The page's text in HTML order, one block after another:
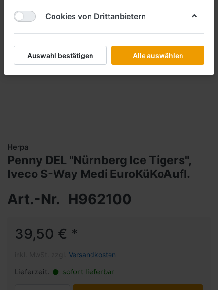
Herpa
Penny DEL "Nürnberg Ice Tigers",
Iveco S-Way Medi EuroKüKoAufl.
Art.-Nr. H962100
39,50 € *
Versandkosten
Lieferzeit: sofort lieferbar
Cookies von Drittanbietern
Auswahl bestätigen Alle auswählen